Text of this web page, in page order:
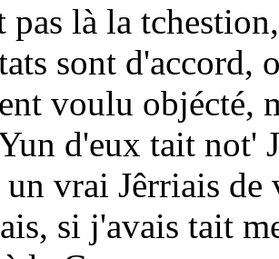
pas là la
sont d'accord,
voulu objécté,
d'eux tait not'
un vrai Jêrriais
si j'avais tait